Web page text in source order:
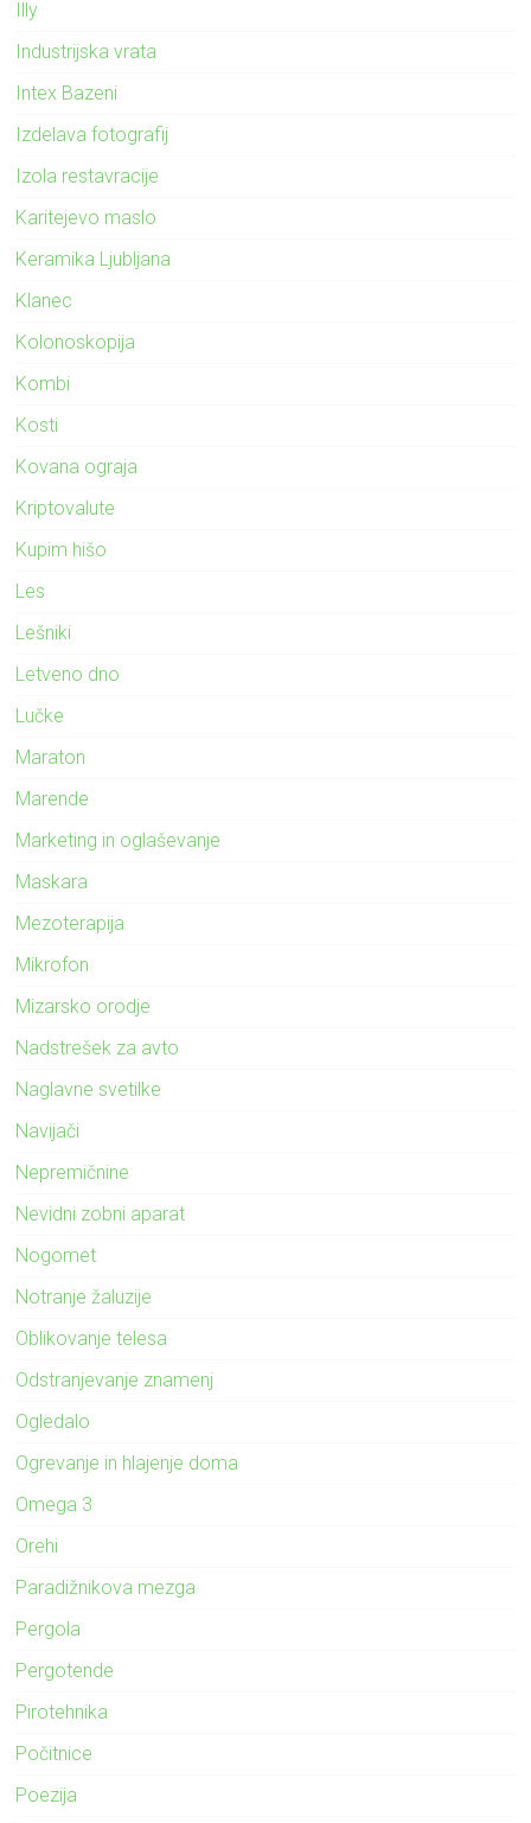
Illy
Industrijska vrata
Intex Bazeni
Izdelava fotografij
Izola restavracije
Karitejevo maslo
Keramika Ljubljana
Klanec
Kolonoskopija
Kombi
Kosti
Kovana ograja
Kriptovalute
Kupim hišo
Les
Lešniki
Letveno dno
Lučke
Maraton
Marende
Marketing in oglaševanje
Maskara
Mezoterapija
Mikrofon
Mizarsko orodje
Nadstrešek za avto
Naglavne svetilke
Navijači
Nepremičnine
Nevidni zobni aparat
Nogomet
Notranje žaluzije
Oblikovanje telesa
Odstranjevanje znamenj
Ogledalo
Ogrevanje in hlajenje doma
Omega 3
Orehi
Paradižnikova mezga
Pergola
Pergotende
Pirotehnika
Počitnice
Poezija